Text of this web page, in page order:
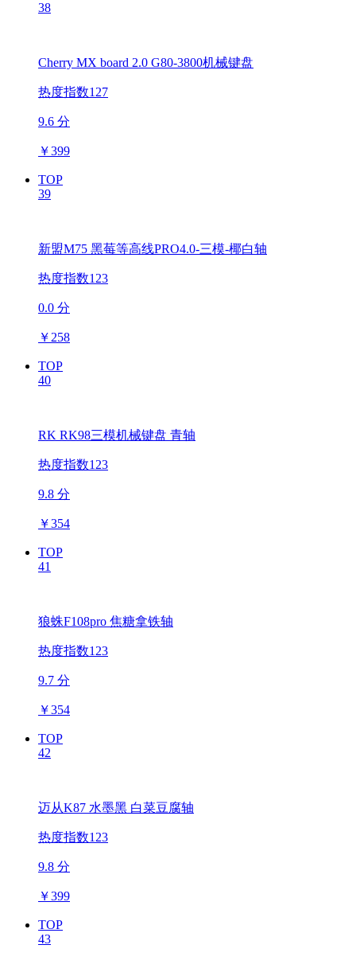
38
Cherry MX board 2.0 G80-3800机械键盘
热度指数127
9.6 分
￥399
TOP
39
新盟M75 黑莓等高线PRO4.0-三模-椰白轴
热度指数123
0.0 分
￥ 258
TOP
40
RK RK98三模机械键盘 青轴
热度指数123
9.8 分
￥354
TOP
41
狼蛛F108pro 焦糖拿铁轴
热度指数123
9.7 分
￥354
TOP
42
迈从K87 水墨黑 白菜豆腐轴
热度指数123
9.8 分
￥399
TOP
43